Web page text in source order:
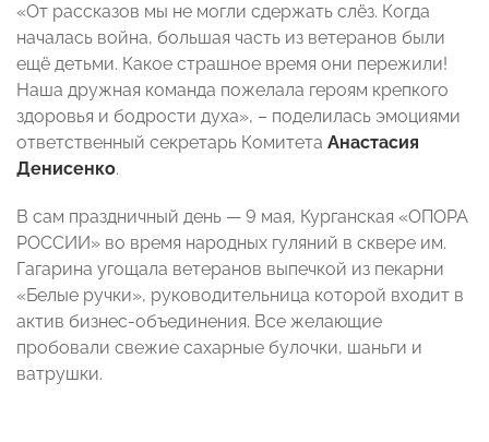
«От рассказов мы не могли сдержать слёз. Когда
началась война, большая часть из ветеранов были
ещё детьми. Какое страшное время они пережили!
Наша дружная команда пожелала героям крепкого
здоровья и бодрости духа», – поделилась эмоциями
ответственный секретарь Комитета Анастасия
Денисенко.
В сам праздничный день — 9 мая, Курганская «ОПОРА
РОССИИ» во время народных гуляний в сквере им.
Гагарина угощала ветеранов выпечкой из пекарни
«Белые ручки», руководительница которой входит в
актив бизнес-объединения. Все желающие
пробовали свежие сахарные булочки, шаньги и
ватрушки.